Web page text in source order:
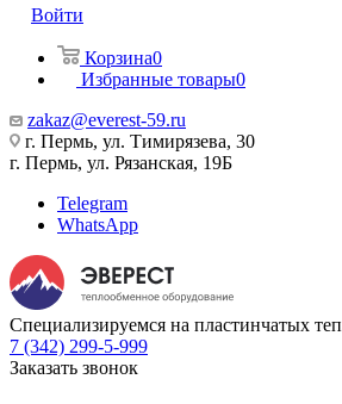
Войти
Корзина0
Избранные товары0
zakaz@everest-59.ru
г. Пермь, ул. Тимирязева, 30
г. Пермь, ул. Рязанская, 19Б
Telegram
WhatsApp
Специализируемся на пластинчатых
7 (342) 299-5-999
Заказать звонок